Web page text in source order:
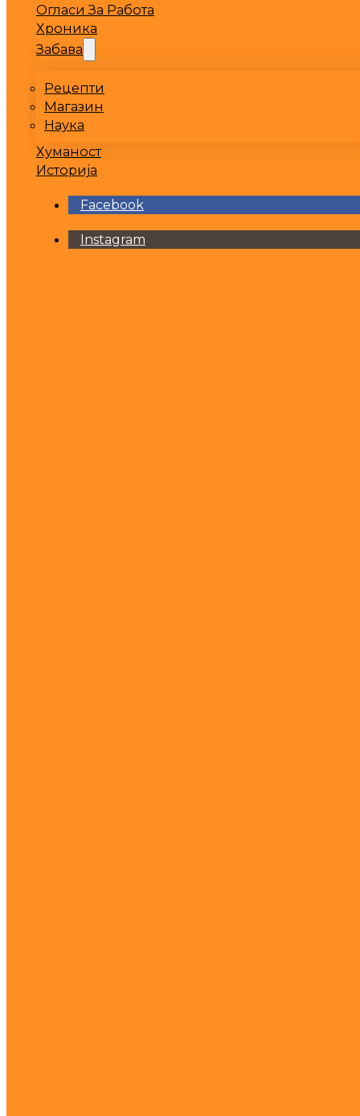
Огласи За Работа
Хроника
Забава
Рецепти
Магазин
Наука
Хуманост
Историја
Facebook
Instagram